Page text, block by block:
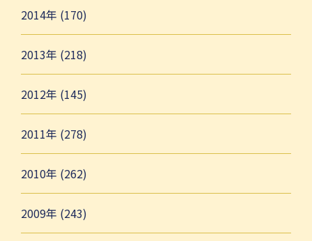
2014年 (170)
2013年 (218)
2012年 (145)
2011年 (278)
2010年 (262)
2009年 (243)